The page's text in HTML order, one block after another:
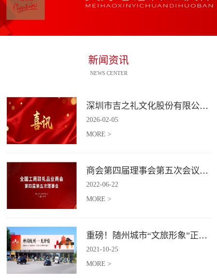
新闻资讯
NEWS CENTER
深圳市吉之礼文化股份有限公司荣获“国家高新技术企业”认定
2026-02-05
MORE >
商会第四届理事会第五次会议召开
2022-06-22
MORE >
重磅！随州城市“文旅形象”正式发布！
2021-10-25
MORE >